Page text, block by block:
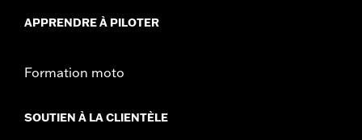
APPRENDRE À PILOTER
Formation moto
SOUTIEN À LA CLIENTÈLE